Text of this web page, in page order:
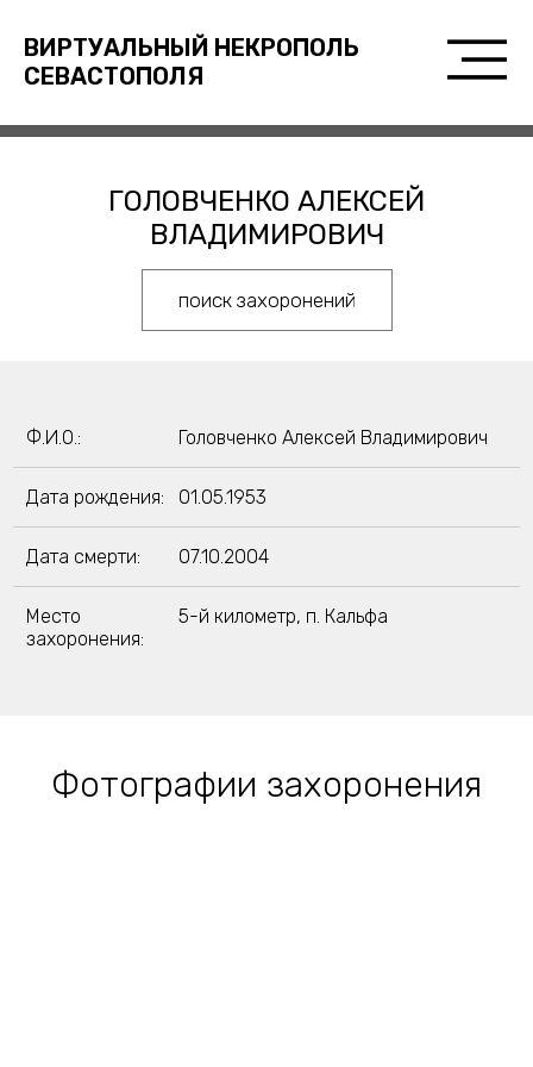
ВИРТУАЛЬНЫЙ НЕКРОПОЛЬ
СЕВАСТОПОЛЯ
ГОЛОВЧЕНКО АЛЕКСЕЙ
ВЛАДИМИРОВИЧ
поиск захоронений
Ф.И.О.: Головченко Алексей Владимирович
Дата рождения: 01.05.1953
Дата смерти: 07.10.2004
Место
захоронения:
5-й километр, п. Кальфа
Фотографии захоронения